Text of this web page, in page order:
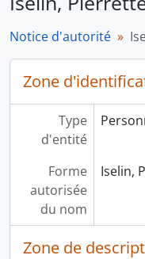
Notice d'autorité
Zone
Type
d'entité
Forme
autorisée
du nom
Iselin,
Zone de